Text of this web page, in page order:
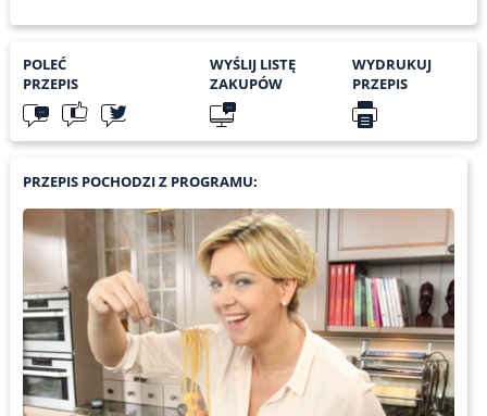
POLEĆ
PRZEPIS
WYŚLIJ LISTĘ
ZAKUPÓW
WYDRUKUJ
PRZEPIS
PRZEPIS POCHODZI Z PROGRAMU: